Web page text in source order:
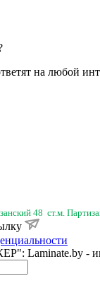
на любой
48 ст.м.
Laminate.by -